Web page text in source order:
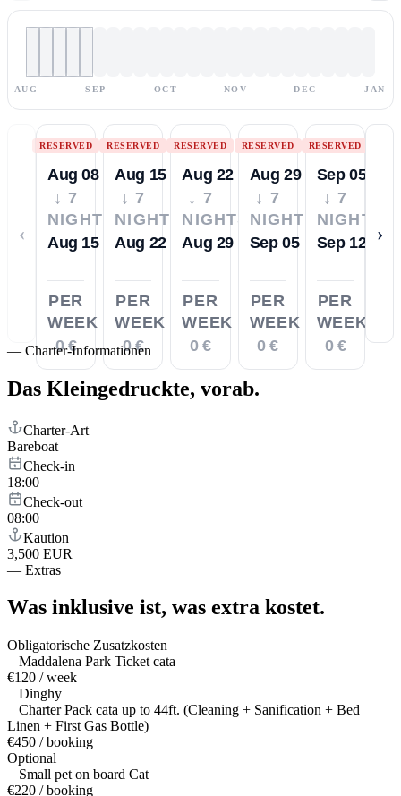
AUG SEP OCT NOV DEC JAN
‹
RESERVED
Aug 08
↓ 7
NIGHTS
Aug 15
PER
WEEK
0 €
RESERVED
Aug 15
↓ 7
NIGHTS
Aug 22
PER
WEEK
0 €
RESERVED
Aug 22
↓ 7
NIGHTS
Aug 29
PER
WEEK
0 €
RESERVED
Aug 29
↓ 7
NIGHTS
Sep 05
PER
WEEK
0 €
RESERVED
Sep 05
↓ 7
NIGHTS
Sep 12
PER
WEEK
0 €
›
— Charter-Informationen
Das Kleingedruckte, vorab.
Charter-Art
Bareboat
Check-in
18:00
Check-out
08:00
Kaution
3,500 EUR
— Extras
Was inklusive ist, was extra kostet.
Obligatorische Zusatzkosten
Maddalena Park Ticket cata
€120 / week
Dinghy
Charter Pack cata up to 44ft. (Cleaning + Sanification + Bed
Linen + First Gas Bottle)
€450 / booking
Optional
Small pet on board Cat
€220 / booking